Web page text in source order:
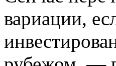
вариации,